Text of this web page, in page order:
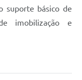
suporte básico de
imobilização e